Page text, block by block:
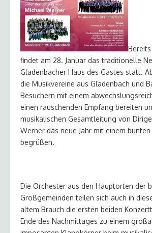
findet am 28. Januar das traditionelle
Gladenbacher Haus des Gastes statt.
die Musikvereine aus Gladenbach und
Besuchern mit einem
einen rauschenden Empfang bereiten
musikalischen Gesamtleitung von
Werner das neue Jahr mit einem
begrüßen.
Die Orchester aus den Hauptorten der
Großgemeinden teilen sich auch in
altem Brauch die ersten beiden
Ende des Nachmittages zu einem